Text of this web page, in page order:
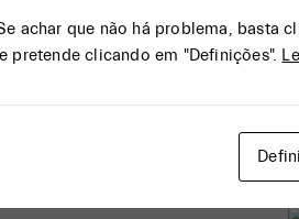
achar que não há problema, basta
pretende clicando em "Definições".